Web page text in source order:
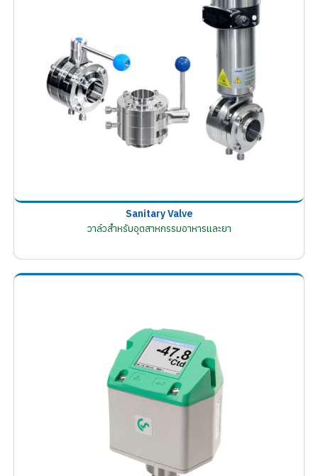
Sanitary Valve
วาล์วสำหรับอุตสาหกรรมอาหารและยา